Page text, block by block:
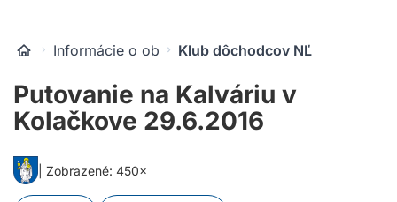
Informácie o obci Klub dôchodcov NĽ
Putovanie na Kalváriu v
Kolačkove 29.6.2016
| Zobrazené: 450×